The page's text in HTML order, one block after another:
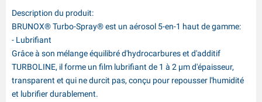
Description du produit:
BRUNOX® Turbo-Spray® est un aérosol 5-en-1 haut de gamme:
- Lubrifiant
Grâce à son mélange équilibré d'hydrocarbures et d'additif
TURBOLINE, il forme un film lubrifiant de 1 à 2 µm d'épaisseur,
transparent et qui ne durcit pas, conçu pour repousser l'humidité
et lubrifier durablement.